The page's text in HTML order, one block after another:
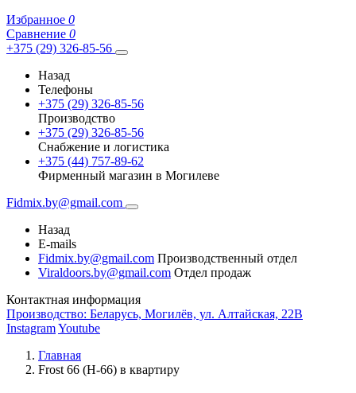
Избранное 0
Сравнение 0
+375 (29) 326-85-56
Назад
Телефоны
+375 (29) 326-85-56
Производство
+375 (29) 326-85-56
Снабжение и логистика
+375 (44) 757-89-62
Фирменный магазин в Могилеве
Fidmix.by@gmail.com
Назад
E-mails
Fidmix.by@gmail.com Производственный отдел
Viraldoors.by@gmail.com Отдел продаж
Контактная информация
Производство: Беларусь, Могилёв, ул. Алтайская, 22В
InstagramYoutube
Главная
Frost 66 (Н-66) в квартиру